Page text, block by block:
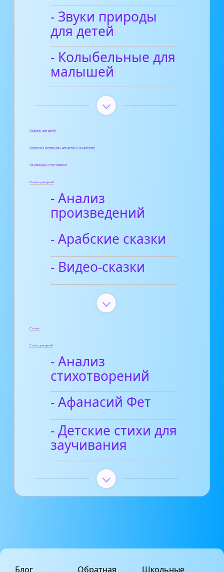
- Звуки природы
для детей
- Колыбельные для
малышей
Поделки для детей
Полезные материалы для детей и родителей
Пословицы и поговорки
Сказки для детей
- Анализ
произведений
- Арабские сказки
- Видео-сказки
Статьи
Стихи для детей
- Анализ
стихотворений
- Афанасий Фет
- Детские стихи для
заучивания
Блог Обратная Школьные